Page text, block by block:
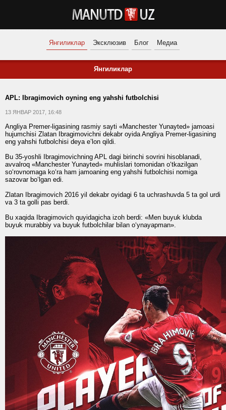
Янгиликлар Эксклюзив Блог Медиа
Янгиликлар
APL: Ibragimovich oyning eng yahshi futbolchisi
13 ЯНВАР 2017, 16:48
Angliya Premer-ligasining rasmiy sayti «Manchester Yunayted» jamoasi
hujumchisi Zlatan Ibragimovichni dekabr oyida Angliya Premer-ligasining
eng yahshi futbolchisi deya e’lon qildi.
Bu 35-yoshli Ibragimovichning APL dagi birinchi sovrini hisoblanadi,
avvalroq «Manchester Yunayted» muhlislari tomonidan o‘tkazilgan
so‘rovnomaga ko‘ra ham jamoaning eng yahshi futbolchisi nomiga
sazovar bo‘lgan edi.
Zlatan Ibragimovich 2016 yil dekabr oyidagi 6 ta uchrashuvda 5 ta gol urdi
va 3 ta golli pas berdi.
Bu xaqida Ibragimovich quyidagicha izoh berdi: «Men buyuk klubda
buyuk murabbiy va buyuk futbolchilar bilan o‘ynayapman».